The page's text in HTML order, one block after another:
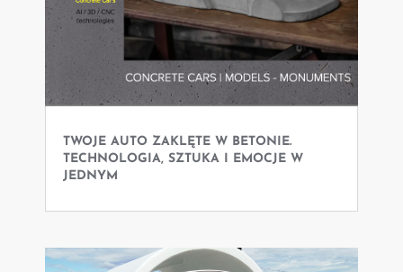
TWOJE AUTO ZAKLĘTE W BETONIE.
TECHNOLOGIA, SZTUKA I EMOCJE W
JEDNYM